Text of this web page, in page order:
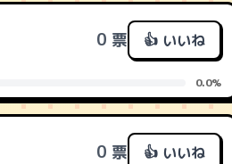
0 票 👍 いいね
0.0%
0 票 👍 いいね